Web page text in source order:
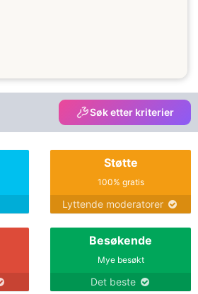
Søk etter kriterier
Støtte
100% gratis
Lyttende moderatorer
Besøkende
Mye besøkt
Det beste